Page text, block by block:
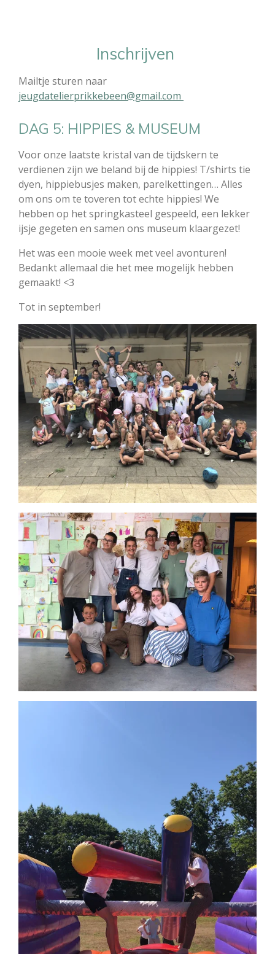
Inschrijven
Mailtje sturen naar
jeugdatelierprikkebeen@gmail.com
DAG 5: HIPPIES & MUSEUM
Voor onze laatste kristal van de tijdskern te
verdienen zijn we beland bij de hippies! T/shirts tie
dyen, hippiebusjes maken, parelkettingen… Alles
om ons om te toveren tot echte hippies! We
hebben op het springkasteel gespeeld, een lekker
ijsje gegeten en samen ons museum klaargezet!
Het was een mooie week met veel avonturen!
Bedankt allemaal die het mee mogelijk hebben
gemaakt! <3
Tot in september!